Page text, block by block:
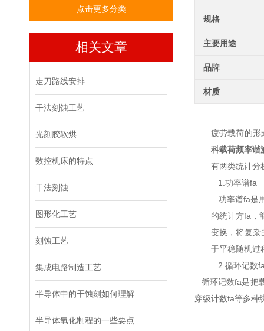
点击更多分类
相关文章
走刀路线安排
干法刻蚀工艺
光刻胶软烘
数控机床的特点
干法刻蚀
图形化工艺
刻蚀工艺
集成电路制造工艺
半导体中的干蚀刻如何理解
半导体氧化制程的一些要点
规格
主要用途
品牌
材质
疲劳载荷的形
科载荷频率谐
有两类统计分
1.功率谱fa
功率谱fa是
的统计方fa，
变换，将复杂
于平稳随机过
2.循环记数
循环记数fa是把
穿级计数fa等多种